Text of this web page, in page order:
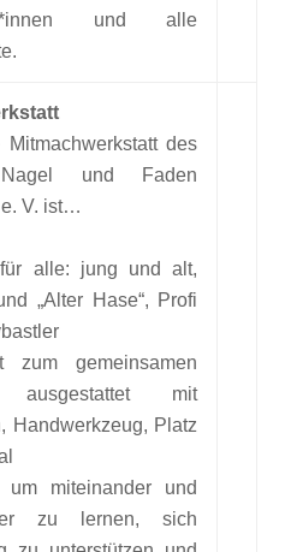
und alle
Mitmachwerkstatt des
und Faden
V. ist…
alle: jung und alt,
„Alter Hase“, Profi
gemeinsamen
ausgestattet mit
Handwerkzeug, Platz
miteinander und
zu lernen, sich